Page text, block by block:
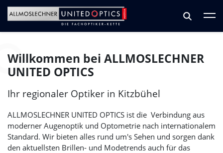
Zum Hauptinhalt springen
Zum Footer springen
Willkommen bei ALLMOSLECHNER
UNITED OPTICS
Ihr regionaler Optiker in Kitzbühel
ALLMOSLECHNER UNITED OPTICS ist die Verbindung aus
moderner Augenoptik und Optometrie nach internationalem
Standard. Wir bieten alles rund um's Sehen und sorgen dank
den aktuellsten Brillen- und Modetrends auch für das